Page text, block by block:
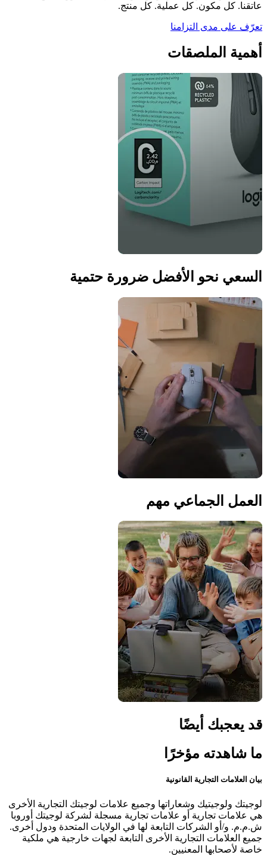
عاتقنا. كل مكون. كل عملية. كل منتج.
تعرّف على مدى التزامنا
أهمية الملصقات
السعي نحو الأفضل ضرورة حتمية
العمل الجماعي مهم
قد يعجبك أيضًا
ما شاهدته مؤخرًا
بيان العلامات التجارية القانونية
لوجيتك ولوجيتيك وشعاراتها وجميع علامات لوجيتك التجارية الأخرى
هي علامات تجارية أو علامات تجارية مسجلة لشركة لوجيتك أوروبا
ش.م.م. و/أو الشركات التابعة لها في الولايات المتحدة ودول أخرى.
جميع العلامات التجارية الأخرى التابعة لجهات خارجية هي ملكية
خاصة لأصحابها المعنيين.